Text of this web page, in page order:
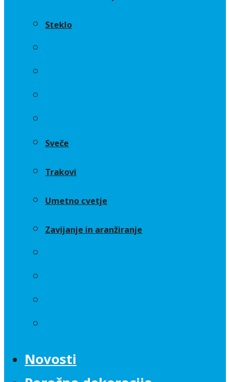
Steklo
Sveče
Trakovi
Umetno cvetje
Zavijanje in aranžiranje
Novosti